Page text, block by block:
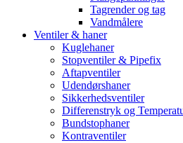
Tagrender og tag
Vandmålere
Ventiler & haner
Kuglehaner
Stopventiler & Pipefix
Aftapventiler
Udendørshaner
Sikkerhedsventiler
Differenstryk og
Bundstophaner
Kontraventiler